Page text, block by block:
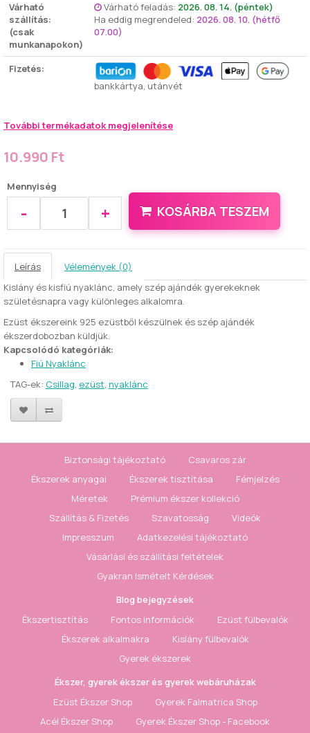
Várható
szállítás:
(csak
munkanapokon)
Várható feladás: 2026. 08. 14. (péntek)
Ha eddig megrendeled: 2026. 08. 10. (hétfő
07.00)
Fizetés:
bankkártya, utánvét
További termékadatok megjelenítése
10.990 Ft
Mennyiség
- + KOSÁRBA TESZEM
Leírás
Vélemények (0)
Kislány és kisfiú nyaklánc, amely szép ajándék gyerekeknek
születésnapra vagy különleges alkalomra.
Ezüst ékszereink 925 ezüstből készülnek és szép ajándék
ékszerdobozban küldjük.
Kapcsolódó kategóriák:
Fiú Nyaklánc
TAG-ek: Csillag, ezüst, nyaklánc
Biztonsági tájékoztató
Csavaros zár
Ékszerek anyagai
Ékszerek tisztítása
Fémjelzés
Méretek
Prémium ékszer kollekció
Szállítás & Fizetés
Szavatosság
Videók
Impresszum
Adatkezelési tájékoztató
Vásárlási és szállítási feltételek
Gyakran Ismételt Kérdések
Blog bejegyzések
Ékszertisztítás
Fontos információk
Ezüst fülbevalók
Ékszerek alkalmakra
Kislány fülbevalók
Gyerek ékszerek
Ékszer, gyerek ékszer és gyerek webáruházak
Ezüst Ékszer Shop
Gyerek Falmatrica Shop
Acél Ékszer Shop
Gyerek Ékszer Shop - Facebook